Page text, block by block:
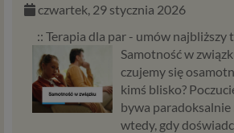
czwartek, 29 stycznia 2026
:: Terapia dla par - umów najbliższy
Samotność w
czujemy się
kimś blisko?
bywa
wtedy, gdy
i Zaufanych Partnerów możesz w
zamykając to okno.
Jeśli nie chcesz wyrazić opisanej
ograniczyć jej zakres prosimy o
zaawansowane”. Wyrażenie zgody
każdym momencie możesz także